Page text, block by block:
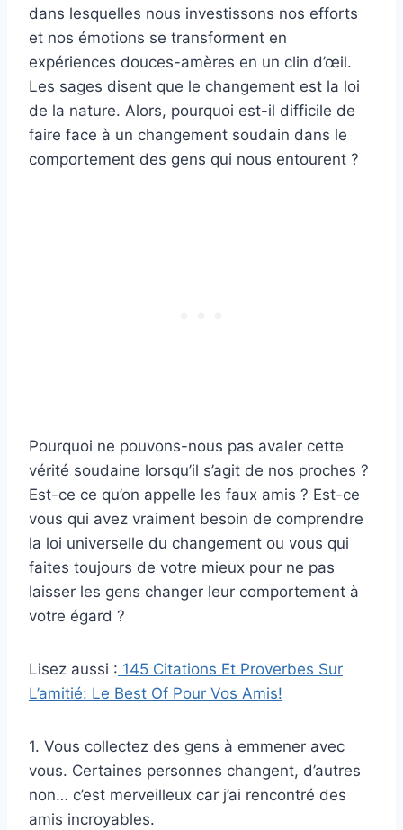
dans lesquelles nous investissons nos efforts
et nos émotions se transforment en
expériences douces-amères en un clin d’œil.
Les sages disent que le changement est la loi
de la nature. Alors, pourquoi est-il difficile de
faire face à un changement soudain dans le
comportement des gens qui nous entourent ?
Pourquoi ne pouvons-nous pas avaler cette
vérité soudaine lorsqu’il s’agit de nos proches ?
Est-ce ce qu’on appelle les faux amis ? Est-ce
vous qui avez vraiment besoin de comprendre
la loi universelle du changement ou vous qui
faites toujours de votre mieux pour ne pas
laisser les gens changer leur comportement à
votre égard ?
Lisez aussi : 145 Citations Et Proverbes Sur
L’amitié: Le Best Of Pour Vos Amis!
1. Vous collectez des gens à emmener avec
vous. Certaines personnes changent, d’autres
non… c’est merveilleux car j’ai rencontré des
amis incroyables.